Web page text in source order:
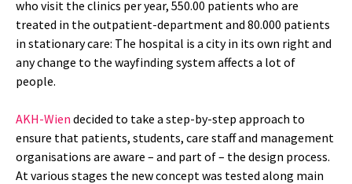
who visit the clinics per year, 550.00 patients who are
treated in the outpatient-department and 80.000 patients
in stationary care: The hospital is a city in its own right and
any change to the wayfinding system affects a lot of
people.
AKH-Wien decided to take a step-by-step approach to
ensure that patients, students, care staff and management
organisations are aware – and part of – the design process.
At various stages the new concept was tested along main